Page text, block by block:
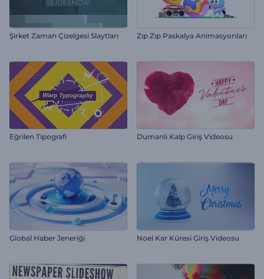
Şirket Zaman Çizelgesi Slaytları Zıp Zıp Paskalya Animasyonları
Eğrilen Tipografi Dumanlı Kalp Giriş Videosu
Global Haber Jeneriği Noel Kar Küresi Giriş Videosu